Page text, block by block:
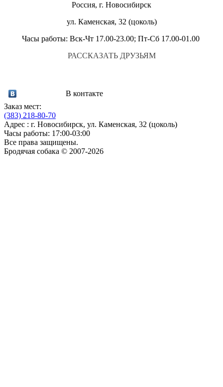
Россия, г. Новосибирск
ул. Каменская, 32 (цоколь)
Часы работы: Вск-Чт 17.00-23.00; Пт-Сб 17.00-01.00
РАССКАЗАТЬ ДРУЗЬЯМ
В контакте
Заказ мест:
(383) 218-80-70
Адрес : г. Новосибирск, ул. Каменская, 32 (цоколь)
Часы работы: 17:00-03:00
Все права защищены.
Бродячая собака © 2007-2026